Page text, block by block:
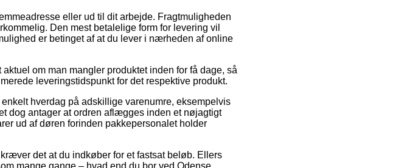
eller ud til dit arbejde. Fragtmuligheden
Den mest betalelige form for levering vil
er betinget af at du lever i nærheden af online
om man mangler produktet inden for få dage, så
leveringstidspunkt for det respektive produkt.
hverdag på adskillige varenumre, eksempelvis
dog antager at ordren aflægges inden et nøjagtigt
ud af døren forinden pakkepersonalet holder
det at du indkøber for et fastsat beløb. Ellers
mange gange – hvad end du bor ved Odense,